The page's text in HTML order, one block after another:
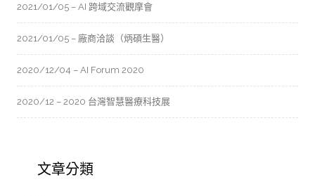
2021/01/05 – AI 跨域交流觀摩會
2021/01/05 – 廠商洽談（炳碩生醫）
2020/12/04 – AI Forum 2020
2020/12 – 2020 台灣智慧醫療科技展
文章分類